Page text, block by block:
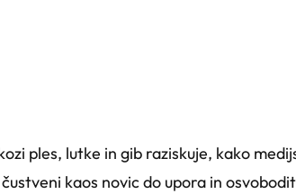
ples, lutke in gib raziskuje, kako
kaos novic do upora in